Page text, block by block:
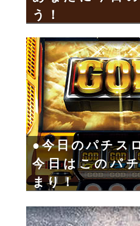
う！
●今日のパチス
今日はこのパ
まり！